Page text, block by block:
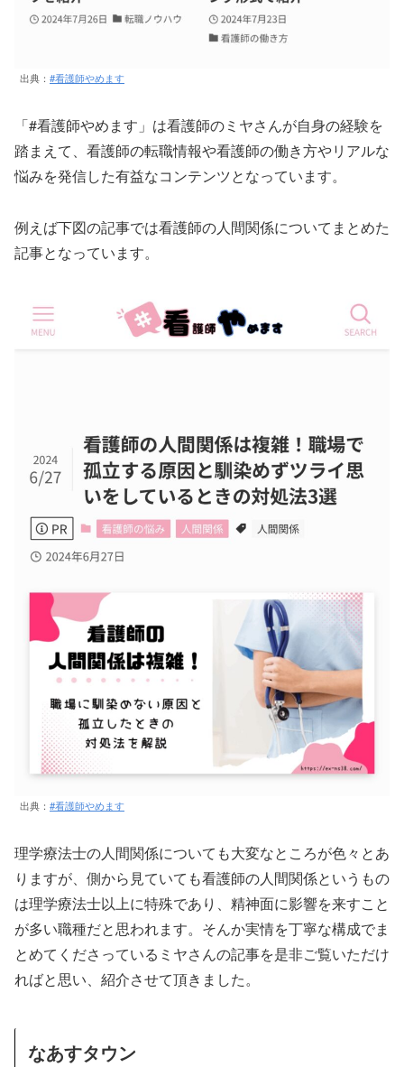
出典： #看護師やめます
「#看護師やめます」は看護師のミヤさんが自身の経験を
踏まえて、看護師の転職情報や看護師の働き方やリアルな
悩みを発信した有益なコンテンツとなっています。
例えば下図の記事では看護師の人間関係についてまとめた
記事となっています。
出典： #看護師やめます
理学療法士の人間関係についても大変なところが色々とあ
りますが、側から見ていても看護師の人間関係というもの
は理学療法士以上に特殊であり、精神面に影響を来すこと
が多い職種だと思われます。そんか実情を丁寧な構成でま
とめてくださっているミヤさんの記事を是非ご覧いただけ
ればと思い、紹介させて頂きました。
なあすタウン